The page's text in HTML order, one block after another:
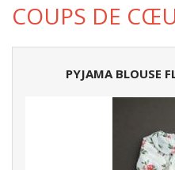
COUPS DE
PYJAMA BLOUSE